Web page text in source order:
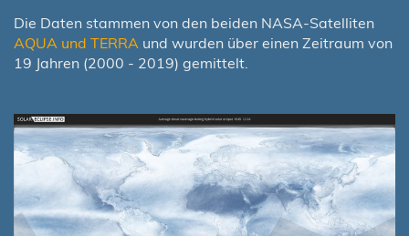
Die Daten stammen von den beiden NASA-Satelliten
AQUA und TERRA und wurden über einen Zeitraum von
19 Jahren (2000 - 2019) gemittelt.